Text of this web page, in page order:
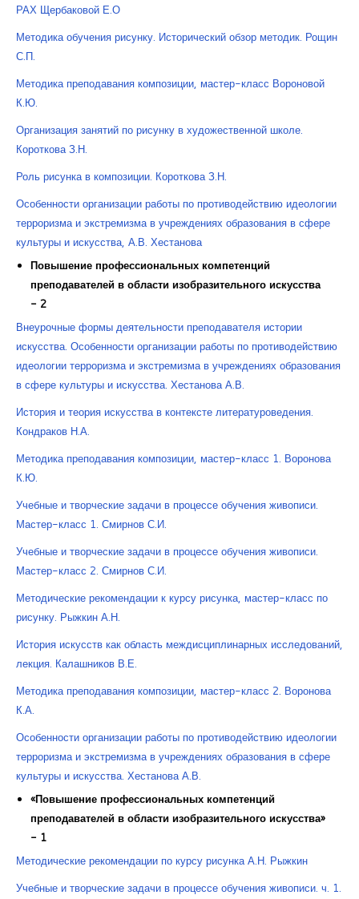
РАХ Щербаковой Е.О
Методика обучения рисунку. Исторический обзор методик. Рощин
С.П.
Методика преподавания композиции, мастер-класс Вороновой
К.Ю.
Организация занятий по рисунку в художественной школе.
Короткова З.Н.
Роль рисунка в композиции. Короткова З.Н.
Особенности организации работы по противодействию идеологии
терроризма и экстремизма в учреждениях образования в сфере
культуры и искусства, А.В. Хестанова
Повышение профессиональных компетенций
преподавателей в области изобразительного искусства
- 2
Внеурочные формы деятельности преподавателя истории
искусства. Особенности организации работы по противодействию
идеологии терроризма и экстремизма в учреждениях образования
в сфере культуры и искусства. Хестанова А.В.
История и теория искусства в контексте литературоведения.
Кондраков Н.А.
Методика преподавания композиции, мастер-класс 1. Воронова
К.Ю.
Учебные и творческие задачи в процессе обучения живописи.
Мастер-класс 1. Смирнов С.И.
Учебные и творческие задачи в процессе обучения живописи.
Мастер-класс 2. Смирнов С.И.
Методические рекомендации к курсу рисунка, мастер-класс по
рисунку. Рыжкин А.Н.
История искусств как область междисциплинарных исследований,
лекция. Калашников В.Е.
Методика преподавания композиции, мастер-класс 2. Воронова
К.А.
Особенности организации работы по противодействию идеологии
терроризма и экстремизма в учреждениях образования в сфере
культуры и искусства. Хестанова А.В.
«Повышение профессиональных компетенций
преподавателей в области изобразительного искусства»
- 1
Методические рекомендации по курсу рисунка А.Н. Рыжкин
Учебные и творческие задачи в процессе обучения живописи. ч. 1.